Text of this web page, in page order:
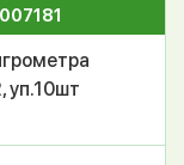
уп.10шт